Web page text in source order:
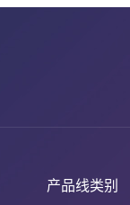
产品线类别